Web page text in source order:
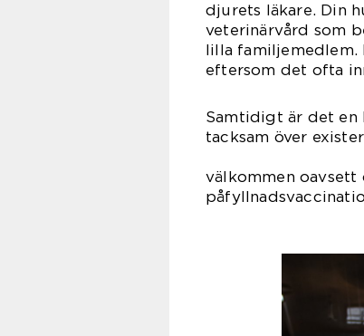
djurets läkare. Din
veterinärvård som
lilla familjemedlem.
eftersom det ofta
Samtidigt är det en
tacksam över
till
välkommen